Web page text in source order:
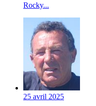
Rocky...
25 avril 2025